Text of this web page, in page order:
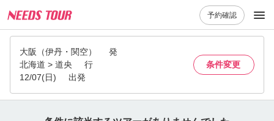
予約確認
大阪（伊丹・関空）
発
北海道 > 道央
行
12/07(日)
出発
条件変更